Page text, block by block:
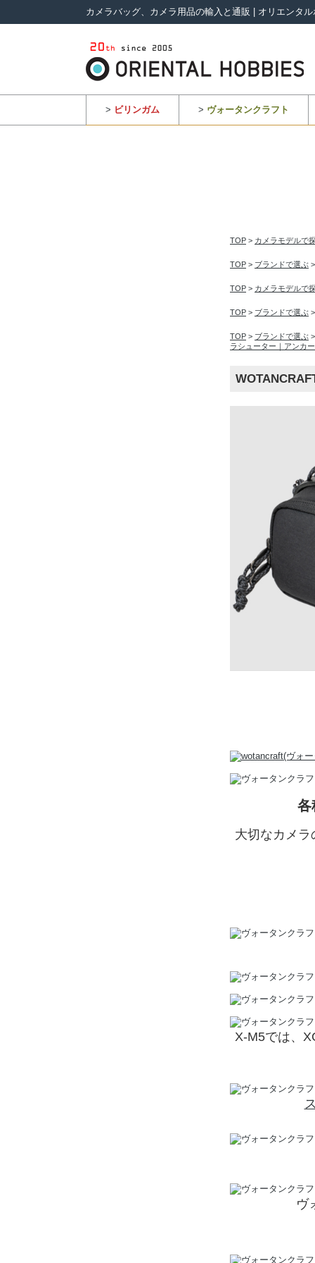
カメラバッグ、カメラ用品の輸入と通販 | オリエンタ
> ビリンガム > ヴォータンクラフト
TOP > カメラモデルで
TOP > ブランドで選ぶ
TOP > カメラモデルで
TOP > ブランドで選ぶ
TOP > ブランドで選ぶ
ラシューター｜アンカ
各
大切なカメ
X-M5では、
ヴ